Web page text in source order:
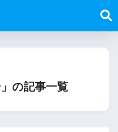
の記事一覧